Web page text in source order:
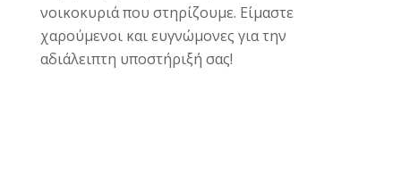
νοικοκυριά που στηρίζουμε. Είμαστε
χαρούμενοι και ευγνώμονες για την
αδιάλειπτη υποστήριξή σας!